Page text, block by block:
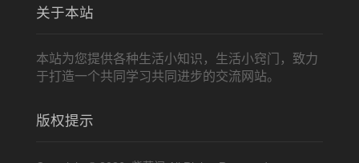
关于本站
本站为您提供各种生活小知识，生活小窍门，致力
于打造一个共同学习共同进步的交流网站。
版权提示